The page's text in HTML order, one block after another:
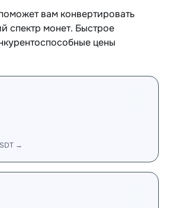
вам конвертировать
спектр монет. Быстрое
цены
→